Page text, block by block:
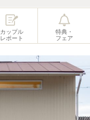
カップル
レポート
特典・
フェア